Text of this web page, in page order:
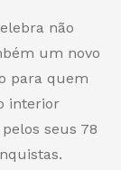
não
um novo
para quem
interior
seus 78